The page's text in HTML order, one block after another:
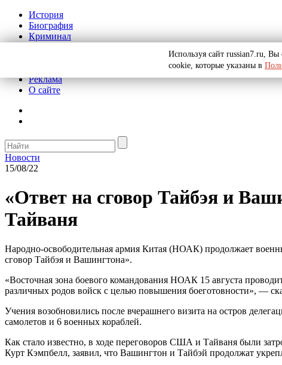
История
Биография
Криминал
Реклама
О сайте
Новости
15/08/22
«Ответ на сговор Тайбэя и
Тайваня
Народно-освободительная армия Китая (НОАК) продолжает
сговор Тайбэя и Вашингтона».
«Восточная зона боевого командования НОАК 15 августа
различных родов войск с целью повышения боеготовности», —
Учения возобновились после вчерашнего визита на остров
самолетов и 6 военных кораблей.
Как стало известно, в ходе переговоров США и Тайваня были
Курт Кэмпбелл, заявил, что Вашингтон и Тайбэй продолжат
Используя сайт russian7.ru, Вы
cookie, которые указаны в